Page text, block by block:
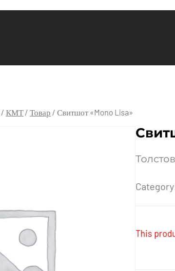
/ КМТ / Товар / Свитшот «Mono Lisa»
This